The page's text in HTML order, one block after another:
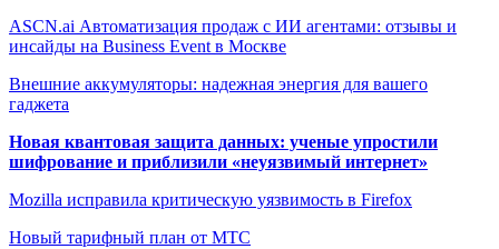
ASCN.ai Автоматизация продаж с ИИ агентами: отзывы и
инсайды на Business Event в Москве
Внешние аккумуляторы: надежная энергия для вашего
гаджета
Новая квантовая защита данных: ученые упростили
шифрование и приблизили «неуязвимый интернет»
Mozilla исправила критическую уязвимость в Firefox
Новый тарифный план от МТС